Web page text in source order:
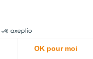
OK pour moi